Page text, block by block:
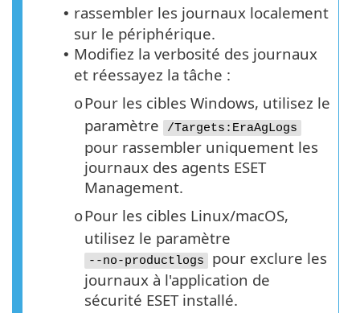
• rassembler les journaux localement
sur le périphérique.
• Modifiez la verbosité des journaux
et réessayez la tâche :
oPour les cibles Windows, utilisez le
paramètre
/Targets:EraAgLogs
pour rassembler uniquement les
journaux des agents ESET
Management.
oPour les cibles Linux/macOS,
utilisez le paramètre
--no-productlogs
pour exclure les
journaux à l'application de
sécurité ESET installé.